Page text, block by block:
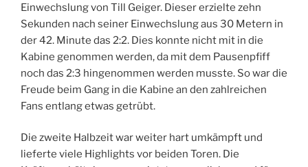
Einwechslung von Till Geiger. Dieser erzielte zehn
Sekunden nach seiner Einwechslung aus 30 Metern in
der 42. Minute das 2:2. Dies konnte nicht mit in die
Kabine genommen werden, da mit dem Pausenpfiff
noch das 2:3 hingenommen werden musste. So war die
Freude beim Gang in die Kabine an den zahlreichen
Fans entlang etwas getrübt.
Die zweite Halbzeit war weiter hart umkämpft und
lieferte viele Highlights vor beiden Toren. Die